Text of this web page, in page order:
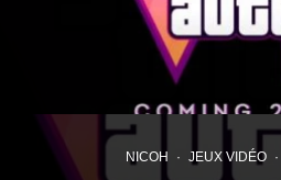
NICOH · JEUX VIDÉO ·